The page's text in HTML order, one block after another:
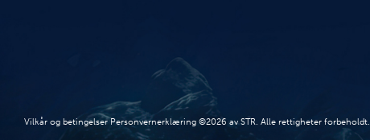
Vilkår og betingelser Personvernerklæring ©2026 av STR. Alle rettigheter forbeholdt.